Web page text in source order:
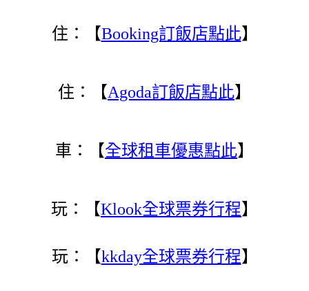
住：【Booking訂飯店點此】
住：【Agoda訂飯店點此】
車：【全球租車優惠點此】
玩：【Klook全球票券行程】
玩：【kkday全球票券行程】